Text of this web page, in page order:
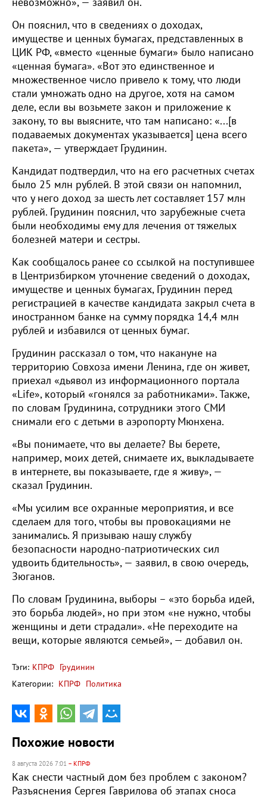
невозможно», — заявил он.
Он пояснил, что в сведениях о доходах,
имуществе и ценных бумагах, представленных в
ЦИК РФ, «вместо «ценные бумаги» было написано
«ценная бумага». «Вот это единственное и
множественное число привело к тому, что люди
стали умножать одно на другое, хотя на самом
деле, если вы возьмете закон и приложение к
закону, то вы выясните, что там написано: «...[в
подаваемых документах указывается] цена всего
пакета», — утверждает Грудинин.
Кандидат подтвердил, что на его расчетных счетах
было 25 млн рублей. В этой связи он напомнил,
что у него доход за шесть лет составляет 157 млн
рублей. Грудинин пояснил, что зарубежные счета
были необходимы ему для лечения от тяжелых
болезней матери и сестры.
Как сообщалось ранее со ссылкой на поступившее
в Центризбирком уточнение сведений о доходах,
имуществе и ценных бумагах, Грудинин перед
регистрацией в качестве кандидата закрыл счета в
иностранном банке на сумму порядка 14,4 млн
рублей и избавился от ценных бумаг.
Грудинин рассказал о том, что накануне на
территорию Совхоза имени Ленина, где он живет,
приехал «дьявол из информационного портала
«Life», который «гонялся за работниками». Также,
по словам Грудинина, сотрудники этого СМИ
снимали его с детьми в аэропорту Мюнхена.
«Вы понимаете, что вы делаете? Вы берете,
например, моих детей, снимаете их, выкладываете
в интернете, вы показываете, где я живу», —
сказал Грудинин.
«Мы усилим все охранные мероприятия, и все
сделаем для того, чтобы вы провокациями не
занимались. Я призываю нашу службу
безопасности народно-патриотических сил
удвоить бдительность», — заявил, в свою очередь,
Зюганов.
По словам Грудинина, выборы – «это борьба идей,
это борьба людей», но при этом «не нужно, чтобы
женщины и дети страдали». «Не переходите на
вещи, которые являются семьей», — добавил он.
Тэги: КПРФ Грудинин
Категории: КПРФ Политика
Похожие новости
8 августа 2026 7:01 – КПРФ
Как снести частный дом без проблем с законом?
Разъяснения Сергея Гаврилова об этапах сноса